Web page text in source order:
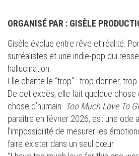
ORGANISÉ PAR : GISÈLE
Gisèle évolue entre rêve et réalité.
surréalistes et une indie-pop qui
hallucination.
Elle chante le “trop” : trop donner,
De cet excès, elle fait quelque chose
chose d’humain. Too Much Love To
paraître en février 2026, est une ode
l’impossibilité de mesurer les
faire exister dans un seul cœur.